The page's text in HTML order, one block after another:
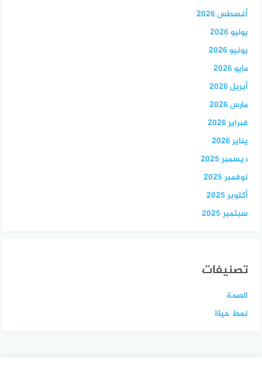
أغسطس 2026
يوليو 2026
يونيو 2026
مايو 2026
أبريل 2026
مارس 2026
فبراير 2026
يناير 2026
ديسمبر 2025
نوفمبر 2025
أكتوبر 2025
سبتمبر 2025
تصنيفات
الصحة
نمط حياة